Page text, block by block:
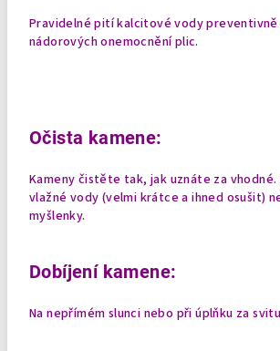
Pravidelné pití kalcitové vody preventivně
nádorových onemocnění plic.
Očista kamene:
Kameny čistěte tak, jak uznáte za
vlažné vody (velmi krátce a ihned osušit)
myšlenky.
Dobíjení kamene:
Na nepřímém slunci nebo při úplňku za